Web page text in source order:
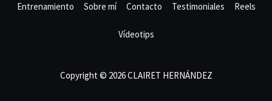
Entrenamiento Sobre mí Contacto Testimoniales Reels
Vídeotips
Copyright © 2026 CLAIRET HERNÁNDEZ